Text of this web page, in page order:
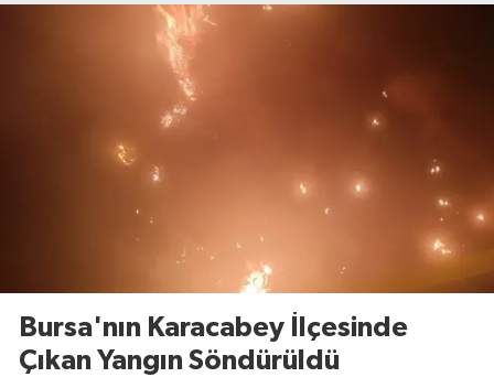
Bursa'nın Karacabey İlçesinde
Çıkan Yangın Söndürüldü